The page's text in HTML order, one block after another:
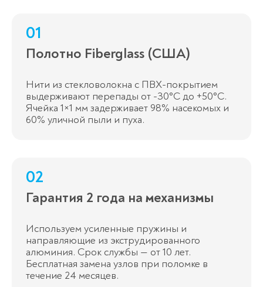
01
Полотно Fiberglass (США)
Нити из стекловолокна с ПВХ-покрытием
выдерживают перепады от -30°C до +50°C.
Ячейка 1×1 мм задерживает 98% насекомых и
60% уличной пыли и пуха.
02
Гарантия 2 года на механизмы
Используем усиленные пружины и
направляющие из экструдированного
алюминия. Срок службы — от 10 лет.
Бесплатная замена узлов при поломке в
течение 24 месяцев.